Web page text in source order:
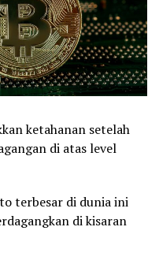
ketahanan setelah
di atas level
terbesar di dunia ini
di kisaran